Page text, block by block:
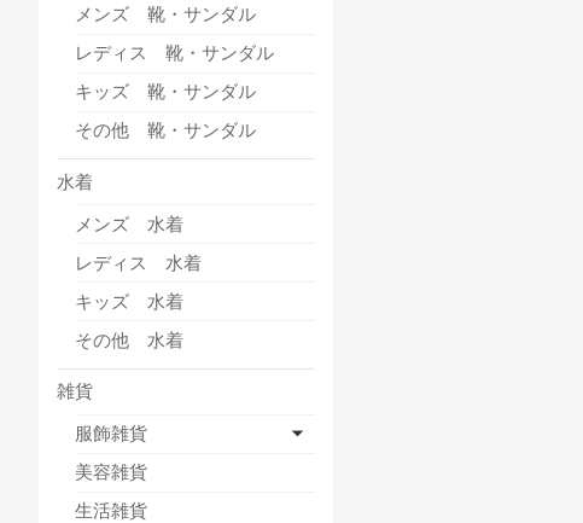
メンズ 靴・サンダル
レディス 靴・サンダル
キッズ 靴・サンダル
その他 靴・サンダル
水着
メンズ 水着
レディス 水着
キッズ 水着
その他 水着
雑貨
服飾雑貨
美容雑貨
生活雑貨